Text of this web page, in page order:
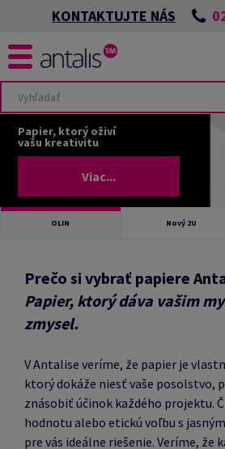
KONTAKTUJTE NÁS
Papier, ktorý oživí
vašu kreativitu
Viac...
OLIN Nový 2U
Prečo si vybrať papiere
Papier, ktorý dáva vašim
zmysel.
V Antalise veríme, že papier je
ktorý dokáže niesť vaše posolstvo,
znásobiť účinok každého projektu.
hodnotu alebo etickú voľbu s
pre vás ideálne riešenie. Veríme, že